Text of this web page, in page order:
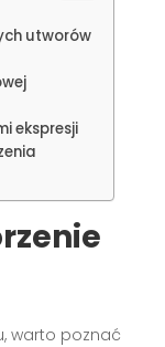
utworów
ekspresji
warto poznać